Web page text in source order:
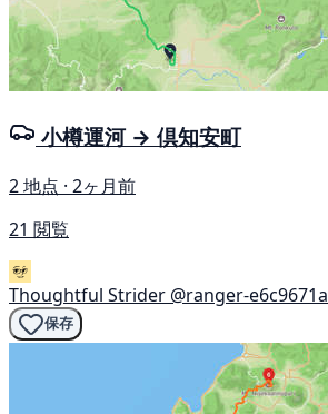
小樽運河 → 倶知安町
2 地点 · 2ヶ月前
21 閲覧
Thoughtful Strider @ranger-e6c9671a
保存